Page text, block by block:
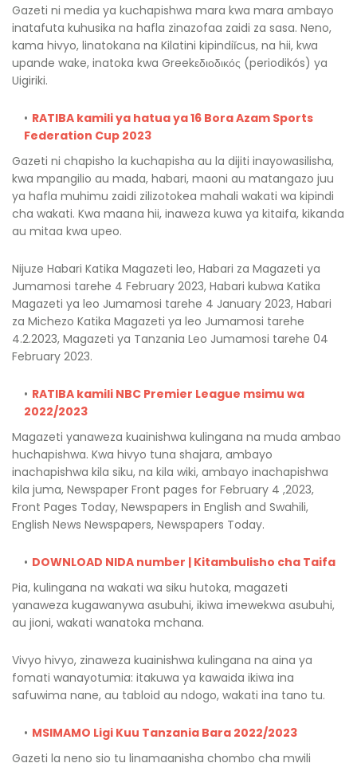
Gazeti ni media ya kuchapishwa mara kwa mara ambayo
inatafuta kuhusika na hafla zinazofaa zaidi za sasa. Neno,
kama hivyo, linatokana na Kilatini kipindiĭcus, na hii, kwa
upande wake, inatoka kwa Greekεδιοδικός (periodikós) ya
Uigiriki.
RATIBA kamili ya hatua ya 16 Bora Azam Sports
Federation Cup 2023
Gazeti ni chapisho la kuchapisha au la dijiti inayowasilisha,
kwa mpangilio au mada, habari, maoni au matangazo juu
ya hafla muhimu zaidi zilizotokea mahali wakati wa kipindi
cha wakati. Kwa maana hii, inaweza kuwa ya kitaifa, kikanda
au mitaa kwa upeo.
Nijuze Habari Katika Magazeti leo, Habari za Magazeti ya
Jumamosi tarehe 4 February 2023, Habari kubwa Katika
Magazeti ya leo Jumamosi tarehe 4 January 2023, Habari
za Michezo Katika Magazeti ya leo Jumamosi tarehe
4.2.2023, Magazeti ya Tanzania Leo Jumamosi tarehe 04
February 2023.
RATIBA kamili NBC Premier League msimu wa
2022/2023
Magazeti yanaweza kuainishwa kulingana na muda ambao
huchapishwa. Kwa hivyo tuna shajara, ambayo
inachapishwa kila siku, na kila wiki, ambayo inachapishwa
kila juma, Newspaper Front pages for February 4 ,2023,
Front Pages Today, Newspapers in English and Swahili,
English News Newspapers, Newspapers Today.
DOWNLOAD NIDA number | Kitambulisho cha Taifa
Pia, kulingana na wakati wa siku hutoka, magazeti
yanaweza kugawanywa asubuhi, ikiwa imewekwa asubuhi,
au jioni, wakati wanatoka mchana.
Vivyo hivyo, zinaweza kuainishwa kulingana na aina ya
fomati wanayotumia: itakuwa ya kawaida ikiwa ina
safuwima nane, au tabloid au ndogo, wakati ina tano tu.
MSIMAMO Ligi Kuu Tanzania Bara 2022/2023
Gazeti la neno sio tu linamaanisha chombo cha mwili